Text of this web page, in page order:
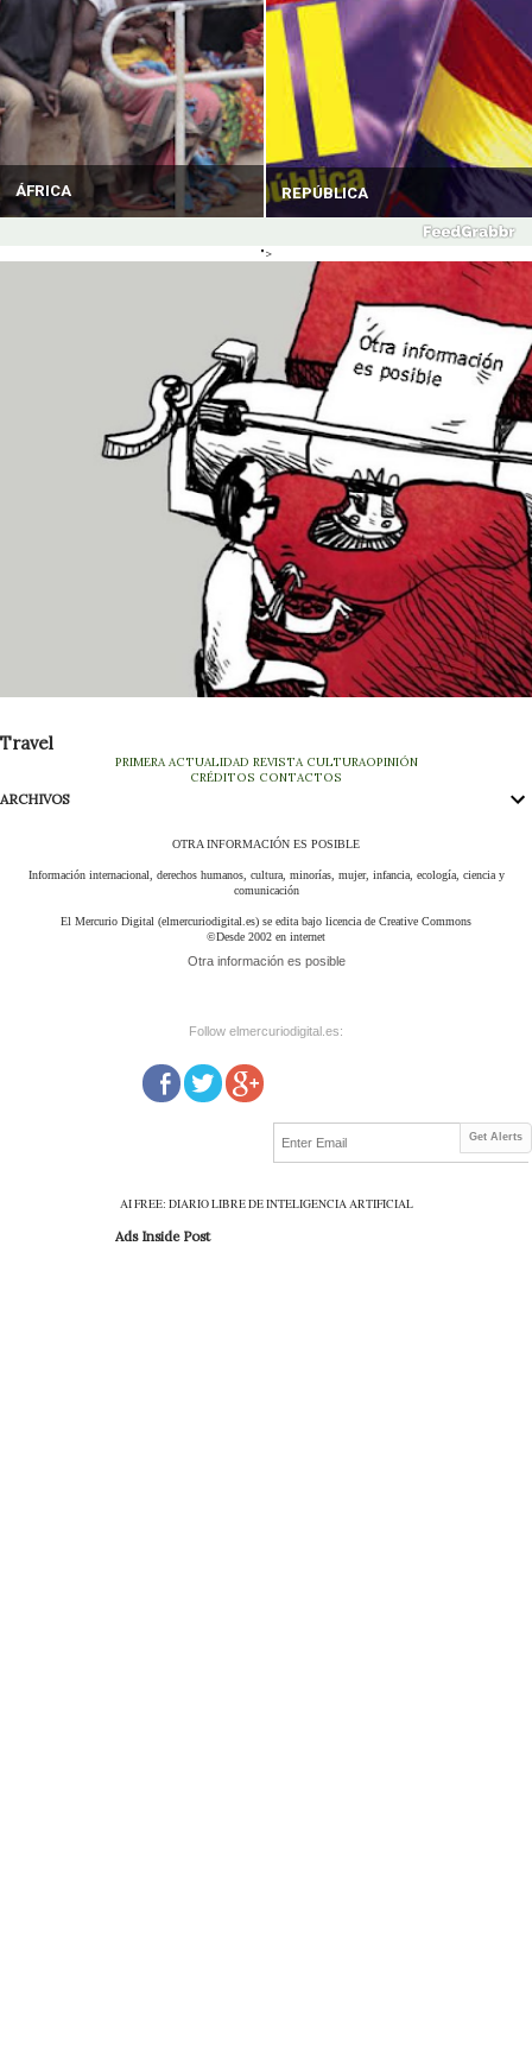
ÁFRICA REPÚBLICA
">
Travel
PRIMERA ACTUALIDAD REVISTA CULTURAOPINIÓN
CRÉDITOS CONTACTOS
ARCHIVOS
OTRA INFORMACIÓN ES POSIBLE
Información internacional, derechos humanos, cultura, minorías, mujer, infancia, ecología, ciencia y
comunicación
El Mercurio Digital (elmercuriodigital.es) se edita bajo licencia de Creative Commons
©Desde 2002 en internet
Otra información es posible
Follow elmercuriodigital.es:
Get Alerts
AI FREE: DIARIO LIBRE DE INTELIGENCIA ARTIFICIAL
Ads Inside Post